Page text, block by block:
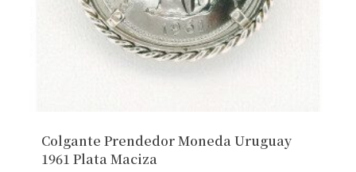
Colgante Prendedor Moneda Uruguay
1961 Plata Maciza